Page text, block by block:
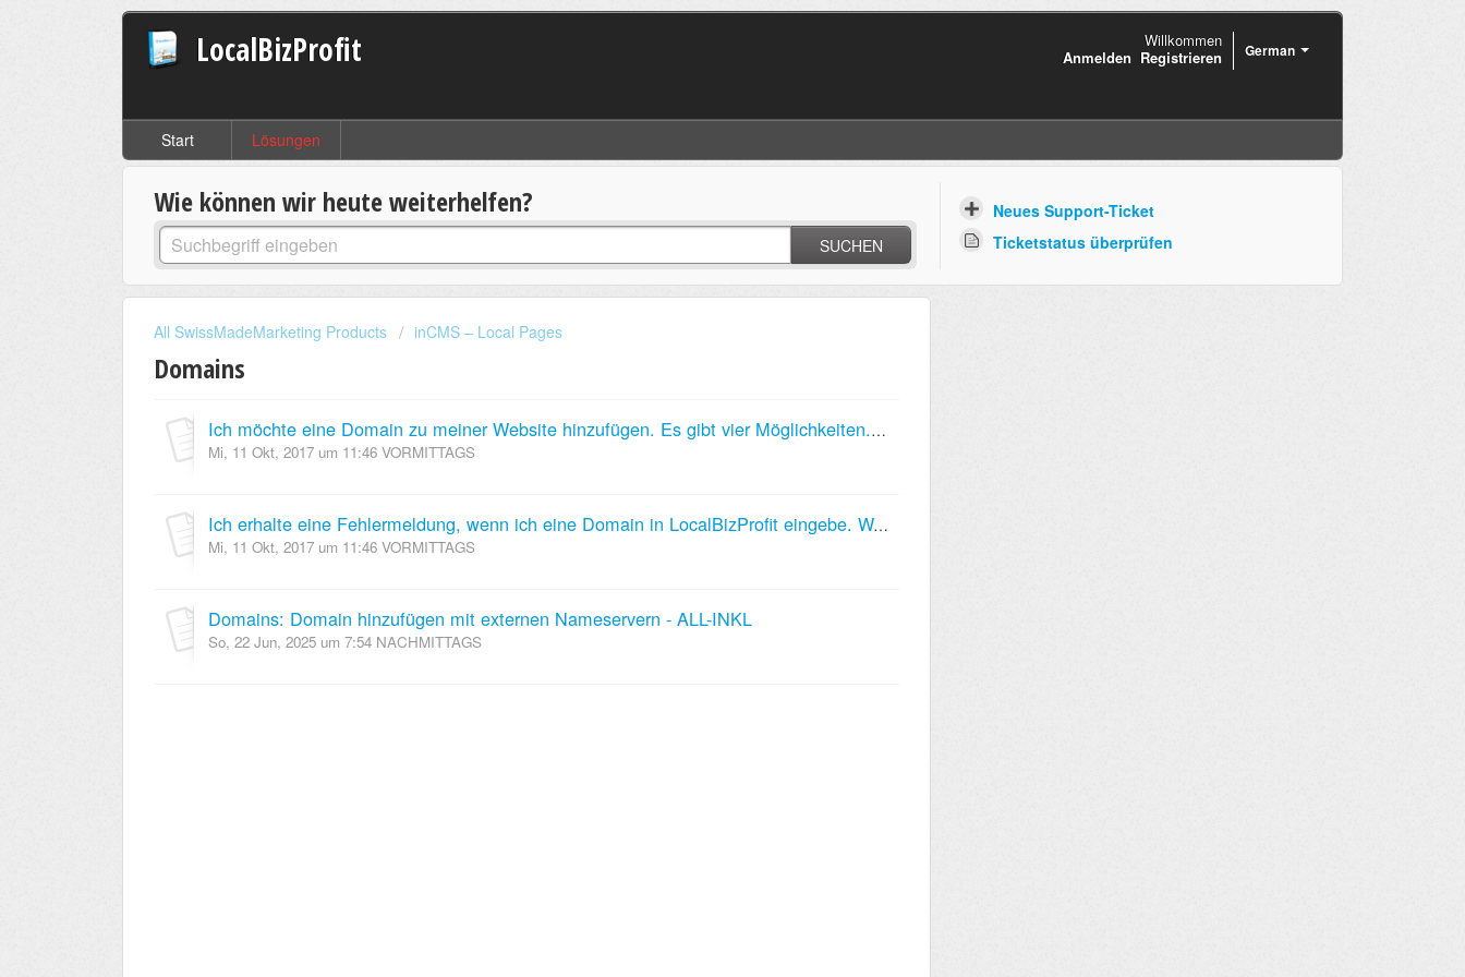
LocalBizProfit German
Willkommen
Anmelden Registrieren
Start Lösungen
Wie können wir heute weiterhelfen?
SUCHEN
Neues Support-Ticket
Ticketstatus überprüfen
All SwissMadeMarketing Products inCMS – Local Pages
Domains
Ich möchte eine Domain zu meiner Website hinzufügen. Es gibt vier Möglichkeiten. Welche soll ich wählen?
Mi, 11 Okt, 2017 um 11:46 VORMITTAGS
Ich erhalte eine Fehlermeldung, wenn ich eine Domain in LocalBizProfit eingebe. Was ist das Problem?
Mi, 11 Okt, 2017 um 11:46 VORMITTAGS
Domains: Domain hinzufügen mit externen Nameservern - ALL-INKL
So, 22 Jun, 2025 um 7:54 NACHMITTAGS